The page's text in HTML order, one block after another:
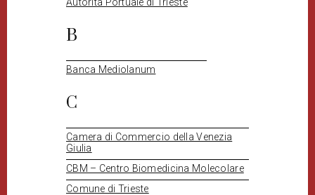
B
Banca Mediolanum
C
Camera di Commercio della Venezia
Giulia
CBM – Centro Biomedicina Molecolare
Comune di Trieste